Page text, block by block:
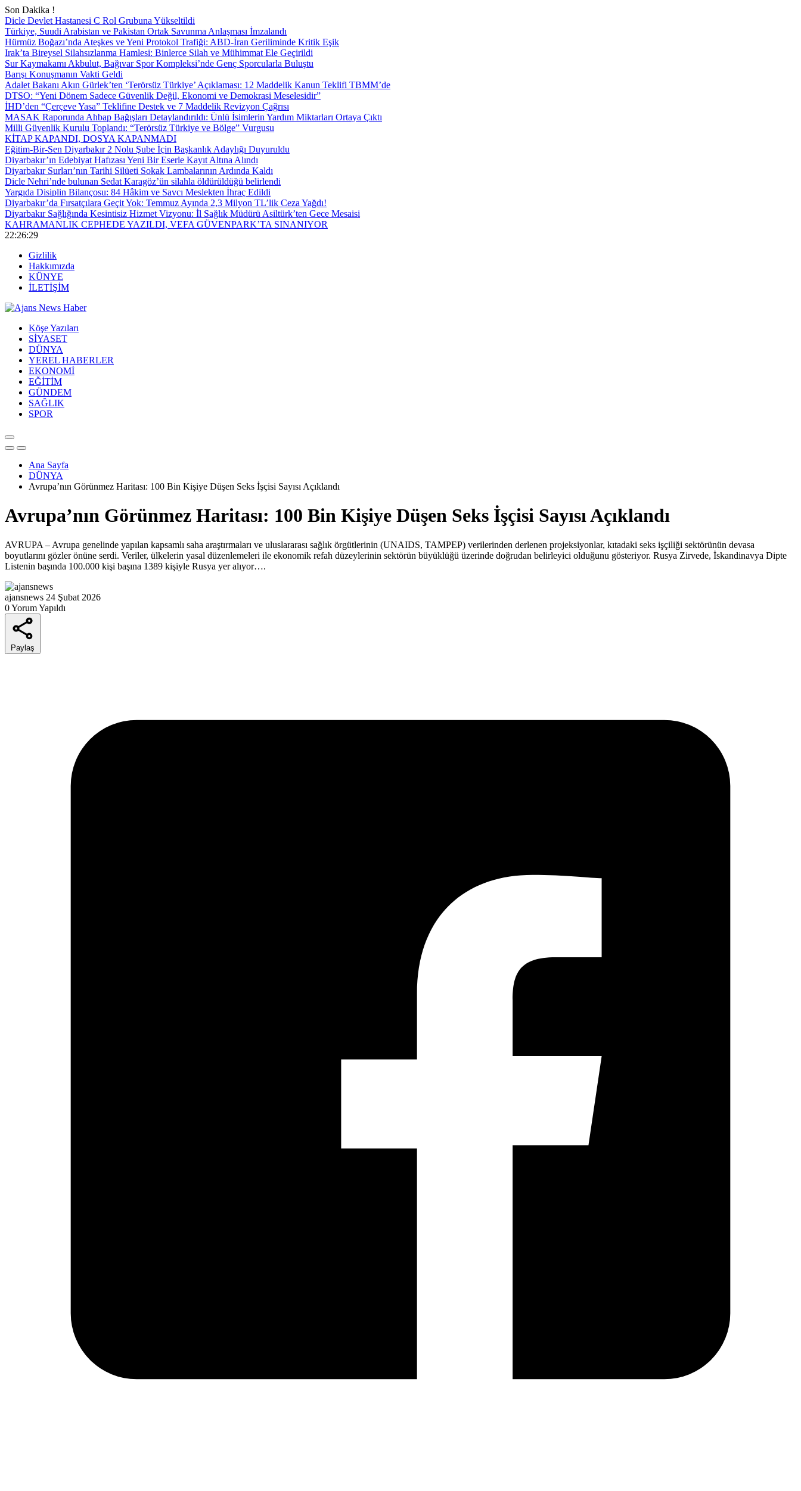
Son Dakika !
Dicle Devlet Hastanesi C Rol Grubuna Yükseltildi
Türkiye, Suudi Arabistan ve Pakistan Ortak Savunma Anlaşması İmzalandı
Hürmüz Boğazı’nda Ateşkes ve Yeni Protokol Trafiği: ABD-İran Geriliminde Kritik Eşik
Irak’ta Bireysel Silahsızlanma Hamlesi: Binlerce Silah ve Mühimmat Ele Geçirildi
Sur Kaymakamı Akbulut, Bağıvar Spor Kompleksi’nde Genç Sporcularla Buluştu
Barışı Konuşmanın Vakti Geldi
Adalet Bakanı Akın Gürlek’ten ‘Terörsüz Türkiye’ Açıklaması: 12 Maddelik Kanun Teklifi TBMM’de
DTSO: “Yeni Dönem Sadece Güvenlik Değil, Ekonomi ve Demokrasi Meselesidir”
İHD’den “Çerçeve Yasa” Teklifine Destek ve 7 Maddelik Revizyon Çağrısı
MASAK Raporunda Ahbap Bağışları Detaylandırıldı: Ünlü İsimlerin Yardım Miktarları Ortaya Çıktı
Milli Güvenlik Kurulu Toplandı: “Terörsüz Türkiye ve Bölge” Vurgusu
KİTAP KAPANDI, DOSYA KAPANMADI
Eğitim-Bir-Sen Diyarbakır 2 Nolu Şube İçin Başkanlık Adaylığı Duyuruldu
Diyarbakır’ın Edebiyat Hafızası Yeni Bir Eserle Kayıt Altına Alındı
Diyarbakır Surları’nın Tarihi Silüeti Sokak Lambalarının Ardında Kaldı
Dicle Nehri’nde bulunan Sedat Karagöz’ün silahla öldürüldüğü belirlendi
Yargıda Disiplin Bilançosu: 84 Hâkim ve Savcı Meslekten İhraç Edildi
Diyarbakır’da Fırsatçılara Geçit Yok: Temmuz Ayında 2,3 Milyon TL’lik Ceza Yağdı!
Diyarbakır Sağlığında Kesintisiz Hizmet Vizyonu: İl Sağlık Müdürü Asiltürk’ten Gece Mesaisi
KAHRAMANLIK CEPHEDE YAZILDI, VEFA GÜVENPARK’TA SINANIYOR
22:26:30
Gizlilik
Hakkımızda
KÜNYE
İLETİŞİM
Köşe Yazıları
SİYASET
DÜNYA
YEREL HABERLER
EKONOMİ
EĞİTİM
GÜNDEM
SAĞLIK
SPOR
Ana Sayfa
DÜNYA
Avrupa’nın Görünmez Haritası: 100 Bin Kişiye Düşen Seks İşçisi Sayısı Açıklandı
Avrupa’nın Görünmez Haritası: 100 Bin Kişiye Düşen Seks İşçisi Sayısı Açıklandı
AVRUPA – Avrupa genelinde yapılan kapsamlı saha araştırmaları ve uluslararası sağlık örgütlerinin (UNAIDS, TAMPEP) verilerinden derlenen projeksiyonlar, kıtadaki seks işçiliği sektörünün devasa
boyutlarını gözler önüne serdi. Veriler, ülkelerin yasal düzenlemeleri ile ekonomik refah düzeylerinin sektörün büyüklüğü üzerinde doğrudan belirleyici olduğunu gösteriyor. Rusya Zirvede, İskandinavya Dipte
Listenin başında 100.000 kişi başına 1389 kişiyle Rusya yer alıyor….
ajansnews 24 Şubat 2026
0 Yorum Yapıldı
Paylaş